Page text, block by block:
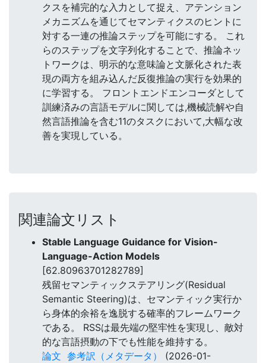
クスを補完的な入力として捉え、アテンション
メカニズムを通じてセマンティクスのヒントに
対する一連の推論ステップを可能にする。 これ
らのステップを文字列化することで、推論ネッ
トワークは、明示的な意味論と文脈化された表
現の両方を組み込んだ反復推論の実行を効果的
に学習する。 フロントエンドエンコーダとして
訓練済みの言語モデルに関しては,機械読解や自
然言語推論を含む11のタスクにおいて,大幅な改
善を実現している。
関連論文リスト
Stable Language Guidance for Vision-
Language-Action Models
[62.80963701282789]
残留セマンティックステアリング(Residual
Semantic Steering)は、セマンティック実行か
ら身体的余裕を逸脱する確率的フレームワーク
である。 RSSは最先端の堅牢性を実現し、敵対
的な言語摂動の下でも性能を維持する。
論文 参考訳（メタデータ）
(2026-01-